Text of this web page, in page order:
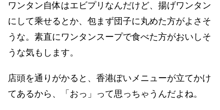
ワンタン自体はエビプリなんだけど、揚げワンタン
にして乘せるとか、包まず団子に丸めた方がよさそ
うな。素直にワンタンスープで食べた方がおいしそ
うな気もします。
店頭を通りがかると、香港ぽいメニューが立てかけ
てあるから、「おっ」って思っちゃうんだよね。